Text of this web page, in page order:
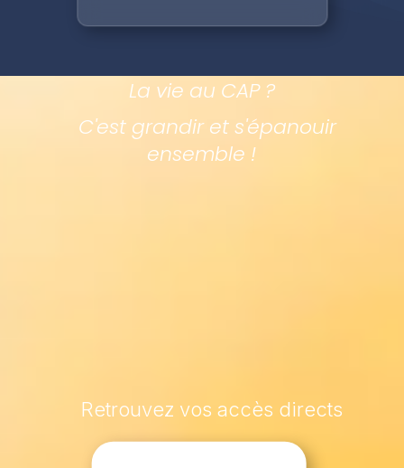
La vie au CAP ?
C'est grandir et s'épanouir
ensemble !
Retrouvez vos accès directs